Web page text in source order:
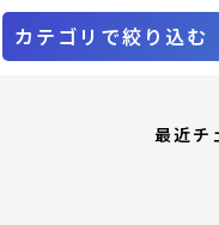
並び順:
カテゴリで絞り込む
Ver.Whirlpool 20th
最近チ